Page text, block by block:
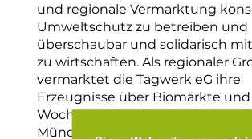
und regionale Vermarktung
Umweltschutz zu betreiben und
überschaubar und solidarisch
zu wirtschaften. Als regionaler
vermarktet die Tagwerk eG ihre
Erzeugnisse über Biomärkte und
Wochenmärkte in München
Münchner Umland.